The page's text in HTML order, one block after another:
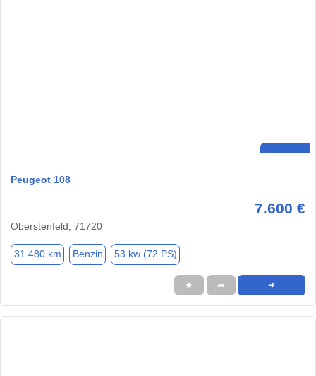
Peugeot 108
7.600 €
Oberstenfeld, 71720
31.480 km Benzin 53 kw (72 PS)
★ ➦ ➜